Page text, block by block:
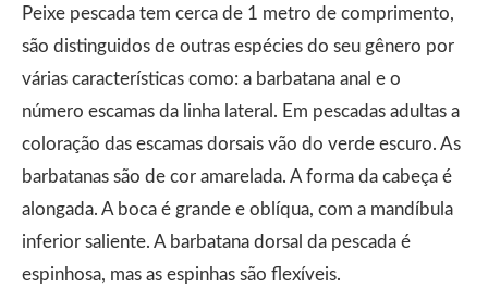
Peixe pescada tem cerca de 1 metro de comprimento,
são distinguidos de outras espécies do seu gênero por
várias características como: a barbatana anal e o
número escamas da linha lateral. Em pescadas adultas a
coloração das escamas dorsais vão do verde escuro. As
barbatanas são de cor amarelada. A forma da cabeça é
alongada. A boca é grande e oblíqua, com a mandíbula
inferior saliente. A barbatana dorsal da pescada é
espinhosa, mas as espinhas são flexíveis.